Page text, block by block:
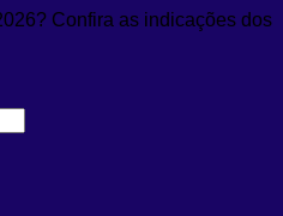
Confira as indicações dos